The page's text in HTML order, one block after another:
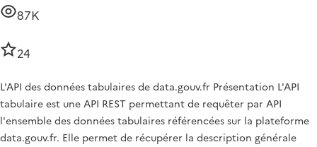
87K
24
L'API des données tabulaires de data.gouv.fr Présentation L'API
tabulaire est une API REST permettant de requêter par API
l'ensemble des données tabulaires référencées sur la plateforme
data.gouv.fr. Elle permet de récupérer la description générale